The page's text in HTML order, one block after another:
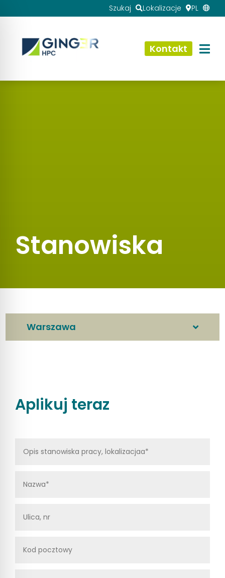
Szukaj Lokalizacje PL
Kontakt
Stanowiska
Warszawa
Aplikuj teraz